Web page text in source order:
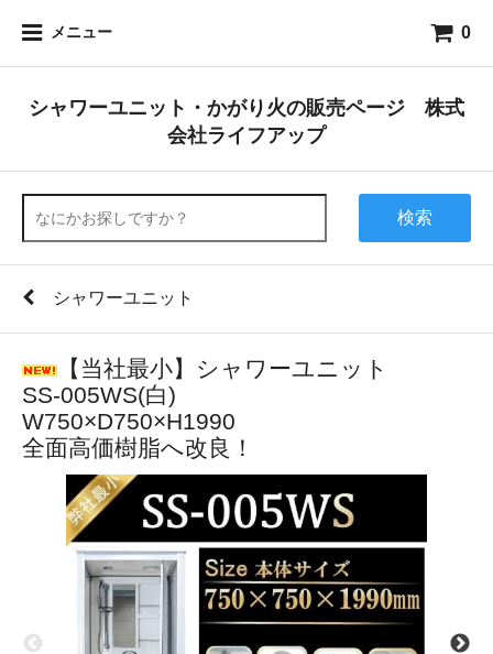
メニュー 0
シャワーユニット・かがり火の販売ページ 株式
会社ライフアップ
検索
シャワーユニット
【当社最小】シャワーユニット
SS-005WS(白)
W750×D750×H1990
全面高価樹脂へ改良！